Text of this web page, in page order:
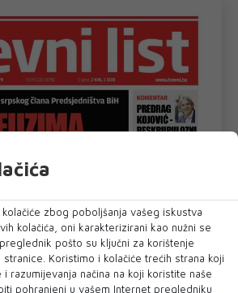
zbog poboljšanja vašeg iskustva
kolačića, oni karakterizirani kao nužni se
pošto su ključni za korištenje
Koristimo i kolačiće trećih strana koji
i razumijevanja načina na koji koristite naše
pohranjeni u vašem Internet pregledniku